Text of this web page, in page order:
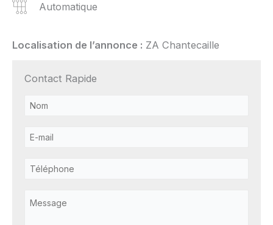
Automatique
Localisation de l’annonce : ZA Chantecaille
Contact Rapide